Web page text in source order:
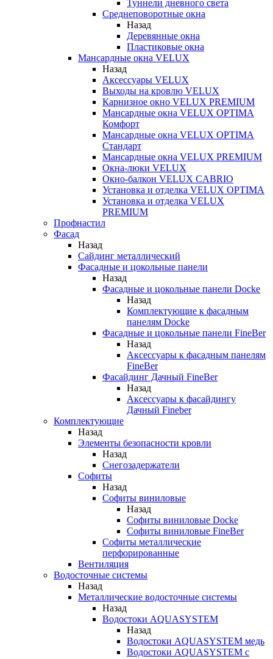
Туннели дневного света
Среднеповоротные окна
Назад
Деревянные окна
Пластиковые окна
Мансардные окна VELUX
Назад
Аксессуары VELUX
Выходы на кровлю VELUX
Карнизное окно VELUX PREMIUM
Мансардные окна VELUX OPTIMA
Комфорт
Мансардные окна VELUX OPTIMA
Стандарт
Мансардные окна VELUX PREMIUM
Окна-люки VELUX
Окно-балкон VELUX CABRIO
Установка и отделка VELUX OPTIMA
Установка и отделка VELUX
PREMIUM
Профнастил
Фасад
Назад
Сайдинг металлический
Фасадные и цокольные панели
Назад
Фасадные и цокольные панели Docke
Назад
Комплектующие к фасадным
панелям Docke
Фасадные и цокольные панели FineBer
Назад
Аксессуары к фасадным панелям
FineBer
Фасайдинг Дачный FineBer
Назад
Аксессуары к фасайдингу
Дачный Fineber
Комплектующие
Назад
Элементы безопасности кровли
Назад
Снегозадержатели
Софиты
Назад
Софиты виниловые
Назад
Софиты виниловые Docke
Софиты виниловые FineBer
Софиты металлические
перфорированные
Вентиляция
Водосточные системы
Назад
Металлические водосточные системы
Назад
Водостоки AQUASYSTEM
Назад
Водостоки AQUASYSTEM медь
Водостоки AQUASYSTEM с